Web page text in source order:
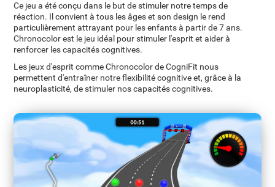
Ce jeu a été conçu dans le but de stimuler notre temps de
réaction. Il convient à tous les âges et son design le rend
particulièrement attrayant pour les enfants à partir de 7 ans.
Chronocolor est le jeu idéal pour stimuler l'esprit et aider à
renforcer les capacités cognitives.
Les jeux d'esprit comme Chronocolor de CogniFit nous
permettent d'entraîner notre flexibilité cognitive et, grâce à la
neuroplasticité, de stimuler nos capacités cognitives.